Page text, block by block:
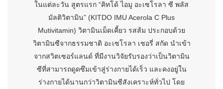
ในแต่ละวัน สูตรแรก “คิทโด้ ไอมู อะเซโรลา ซี พลัส
มัลติวิตามิน” (KITDO IMU Acerola C Plus
Mutivitamin) วิตามินเม็ดเคี้ยว รสส้ม ประกอบด้วย
วิตามินซีจากธรรมชาติ อะเซโรลา เชอรี่ สกัด นำเข้า
จากสวิตเซอร์แลนด์ ที่มีงานวิจัยรับรองว่าเป็นวิตามิน
ซีที่สามารถดูดซึมเข้าสู่ร่างกายได้เร็ว และคงอยู่ใน
ร่างกายได้นานกว่าวิตามินซีสังเคราะห์ทั่วไป โดย